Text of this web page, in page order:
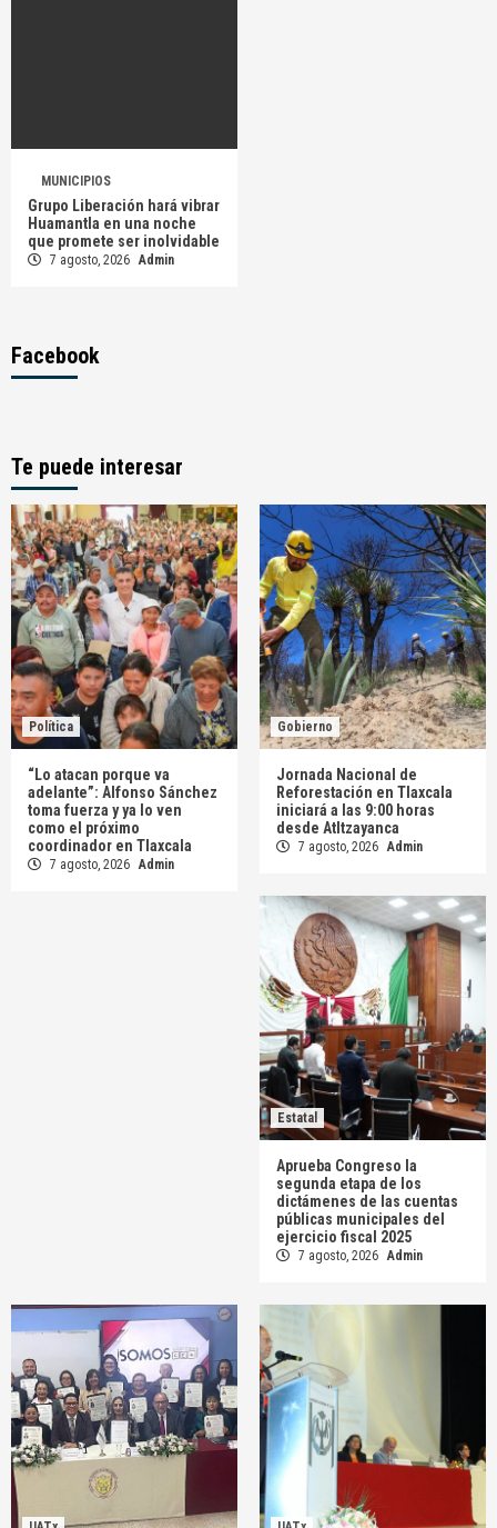
MUNICIPIOS
Grupo Liberación hará vibrar
Huamantla en una noche
que promete ser inolvidable
7 agosto, 2026 Admin
Facebook
Te puede interesar
Política
“Lo atacan porque va
adelante”: Alfonso Sánchez
toma fuerza y ya lo ven
como el próximo
coordinador en Tlaxcala
7 agosto, 2026 Admin
Gobierno
Jornada Nacional de
Reforestación en Tlaxcala
iniciará a las 9:00 horas
desde Atltzayanca
7 agosto, 2026 Admin
Estatal
Aprueba Congreso la
segunda etapa de los
dictámenes de las cuentas
públicas municipales del
ejercicio fiscal 2025
7 agosto, 2026 Admin